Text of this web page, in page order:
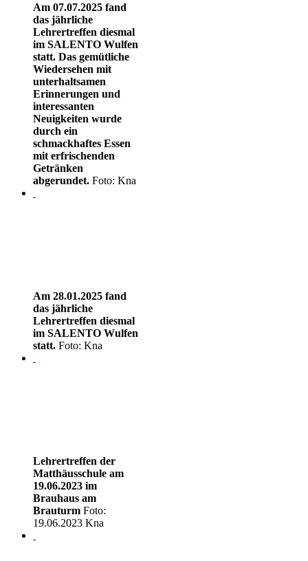
Am 07.07.2025 fand
das jährliche
Lehrertreffen diesmal
im SALENTO Wulfen
statt. Das gemütliche
Wiedersehen mit
unterhaltsamen
Erinnerungen und
interessanten
Neuigkeiten wurde
durch ein
schmackhaftes Essen
mit erfrischenden
Getränken
abgerundet. Foto: Kna
Am 28.01.2025 fand
das jährliche
Lehrertreffen diesmal
im SALENTO Wulfen
statt. Foto: Kna
Lehrertreffen der
Matthäusschule am
19.06.2023 im
Brauhaus am
Brauturm Foto:
19.06.2023 Kna